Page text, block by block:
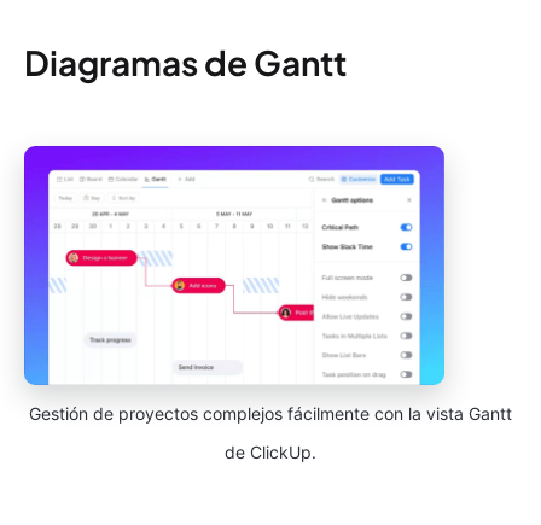
Diagramas de Gantt
Gestión de proyectos complejos fácilmente con la vista Gantt
de ClickUp.